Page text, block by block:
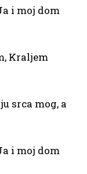
i moj dom
Kraljem
srca mog, a
i moj dom